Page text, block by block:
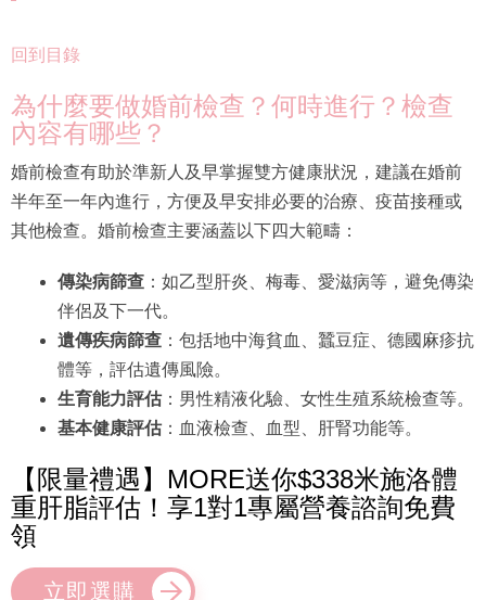
回到目錄
為什麼要做婚前檢查？何時進行？檢查
內容有哪些？
婚前檢查有助於準新人及早掌握雙方健康狀況，建議在婚前
半年至一年內進行，方便及早安排必要的治療、疫苗接種或
其他檢查。婚前檢查主要涵蓋以下四大範疇：
傳染病篩查 ：如乙型肝炎、梅毒、愛滋病等，避免傳染
伴侶及下一代。
遺傳疾病篩查 ：包括地中海貧血、蠶豆症、德國麻疹抗
體等，評估遺傳風險。
生育能力評估：男性精液化驗、女性生殖系統檢查等。
基本健康評估：血液檢查、血型、肝腎功能等。
【限量禮遇】MORE送你$338米施洛體
重肝脂評估！享1對1專屬營養諮詢免費
領
立即選購